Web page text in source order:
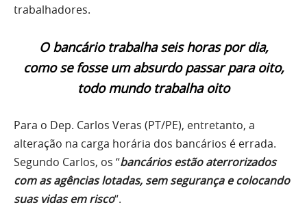
trabalhadores.
O bancário trabalha seis horas por dia,
como se fosse um absurdo passar para oito,
todo mundo trabalha oito
Para o Dep. Carlos Veras (PT/PE), entretanto, a
alteração na carga horária dos bancários é errada.
Segundo Carlos, os “bancários estão aterrorizados
com as agências lotadas, sem segurança e colocando
suas vidas em risco“.